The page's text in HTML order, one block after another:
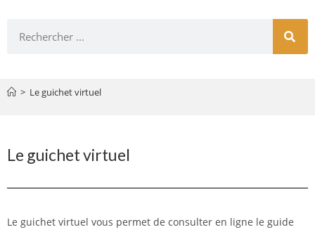
> Le guichet virtuel
Le guichet virtuel
Le guichet virtuel vous permet de consulter en ligne le guide